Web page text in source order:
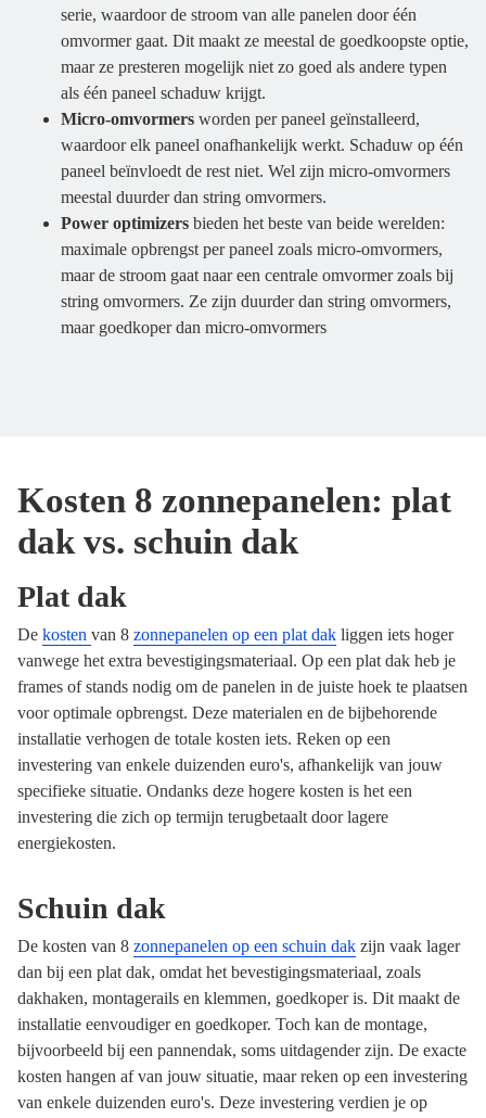
serie, waardoor de stroom van alle panelen door één
omvormer gaat. Dit maakt ze meestal de goedkoopste optie,
maar ze presteren mogelijk niet zo goed als andere typen
als één paneel schaduw krijgt.
Micro-omvormers worden per paneel geïnstalleerd,
waardoor elk paneel onafhankelijk werkt. Schaduw op één
paneel beïnvloedt de rest niet. Wel zijn micro-omvormers
meestal duurder dan string omvormers.
Power optimizers bieden het beste van beide werelden:
maximale opbrengst per paneel zoals micro-omvormers,
maar de stroom gaat naar een centrale omvormer zoals bij
string omvormers. Ze zijn duurder dan string omvormers,
maar goedkoper dan micro-omvormers
Kosten 8 zonnepanelen: plat
dak vs. schuin dak
Plat dak
De kosten van 8 zonnepanelen op een plat dak liggen iets hoger
vanwege het extra bevestigingsmateriaal. Op een plat dak heb je
frames of stands nodig om de panelen in de juiste hoek te plaatsen
voor optimale opbrengst. Deze materialen en de bijbehorende
installatie verhogen de totale kosten iets. Reken op een
investering van enkele duizenden euro's, afhankelijk van jouw
specifieke situatie. Ondanks deze hogere kosten is het een
investering die zich op termijn terugbetaalt door lagere
energiekosten.
Schuin dak
De kosten van 8 zonnepanelen op een schuin dak zijn vaak lager
dan bij een plat dak, omdat het bevestigingsmateriaal, zoals
dakhaken, montagerails en klemmen, goedkoper is. Dit maakt de
installatie eenvoudiger en goedkoper. Toch kan de montage,
bijvoorbeeld bij een pannendak, soms uitdagender zijn. De exacte
kosten hangen af van jouw situatie, maar reken op een investering
van enkele duizenden euro's. Deze investering verdien je op